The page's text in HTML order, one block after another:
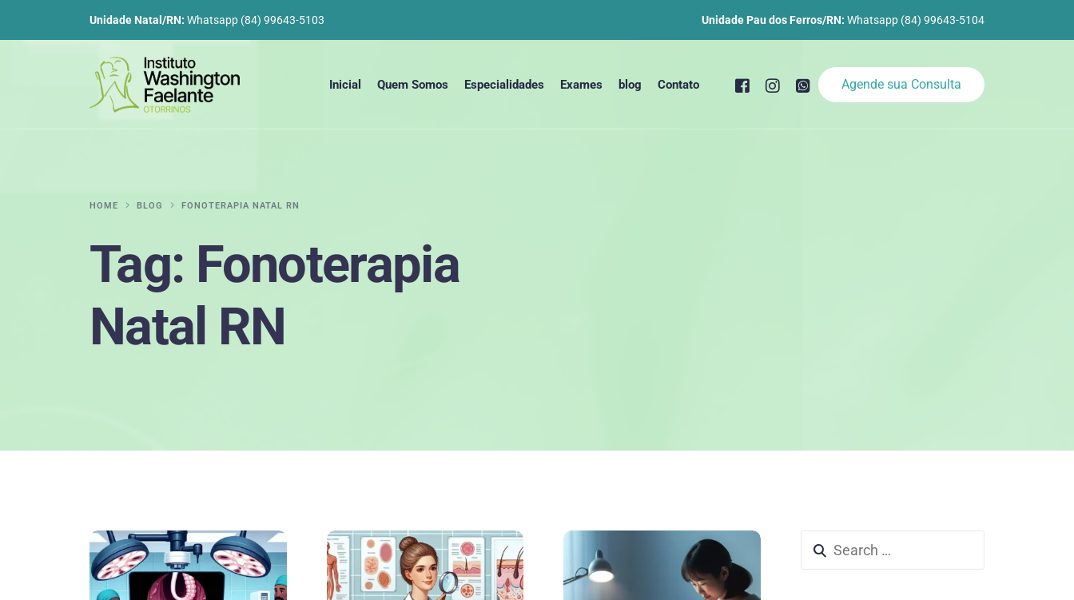
Unidade Natal/RN: Whatsapp (84) 99643-5103 Unidade Pau dos Ferros/RN: Whatsapp (84) 99643-5104
Inicial Quem Somos Especialidades Exames blog Contato Agende sua Consulta
HOME BLOG FONOTERAPIA NATAL RN
Tag: Fonoterapia
Natal RN